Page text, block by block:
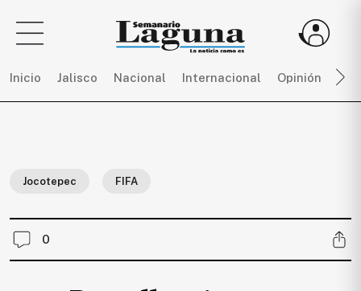
Inicio Jalisco Nacional Internacional Opinión
actualidad
únete
a
Jocotepec FIFA
0